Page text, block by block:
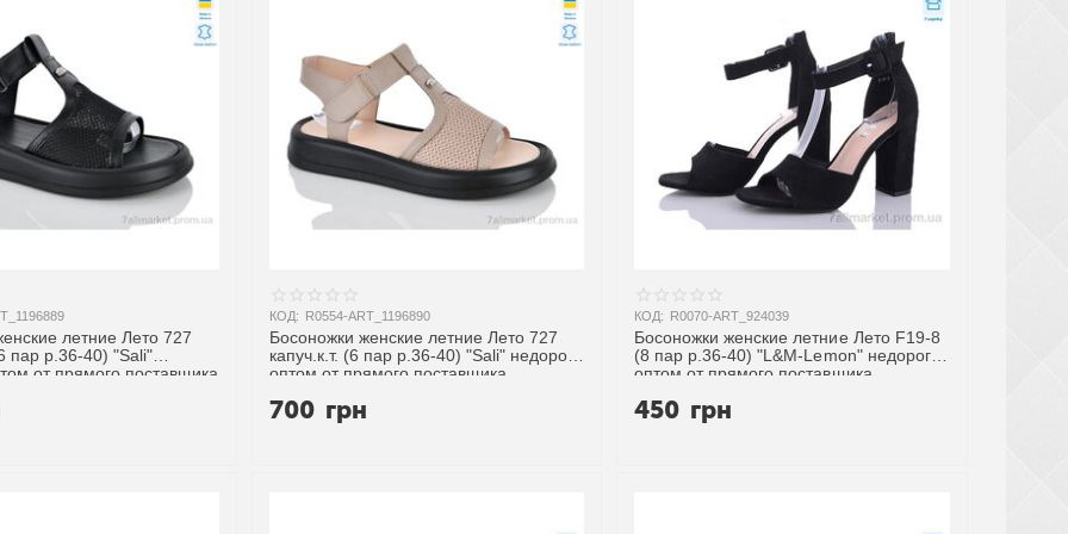
летние Лето 727
пар р.36-40) "Sali"
от прямого поставщика
КОД: R0554-ART_1196890
Босоножки женские летние Лето 727
капуч.к.т. (6 пар р.36-40) "Sali" недорого
оптом от прямого поставщика
700 грн
КОД: R0070-ART_924039
Босоножки женские летние Лето F19-8
(8 пар р.36-40) "L&M-Lemon" недорого
оптом от прямого поставщика
450 грн